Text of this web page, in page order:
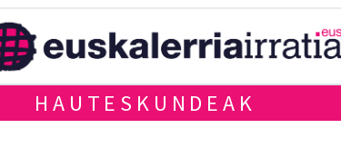
HAUTESKUNDEAK